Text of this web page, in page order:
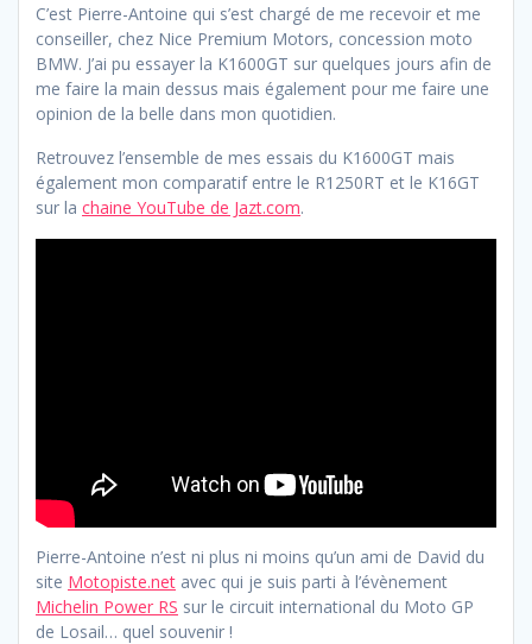
C’est Pierre-Antoine qui s’est chargé de me recevoir et me
conseiller, chez Nice Premium Motors, concession moto
BMW. J’ai pu essayer la K1600GT sur quelques jours afin de
me faire la main dessus mais également pour me faire une
opinion de la belle dans mon quotidien.
Retrouvez l’ensemble de mes essais du K1600GT mais
également mon comparatif entre le R1250RT et le K16GT
sur la chaine YouTube de Jazt.com.
Pierre-Antoine n’est ni plus ni moins qu’un ami de David du
site Motopiste.net avec qui je suis parti à l’évènement
Michelin Power RS sur le circuit international du Moto GP
de Losail… quel souvenir !